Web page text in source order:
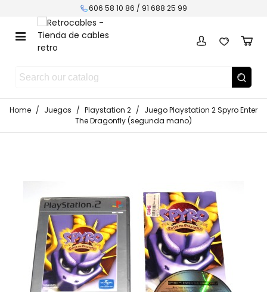
606 58 10 86 / 91 688 25 99
Home / Juegos / Playstation 2 / Juego Playstation 2 Spyro Enter
The Dragonfly (segunda mano)